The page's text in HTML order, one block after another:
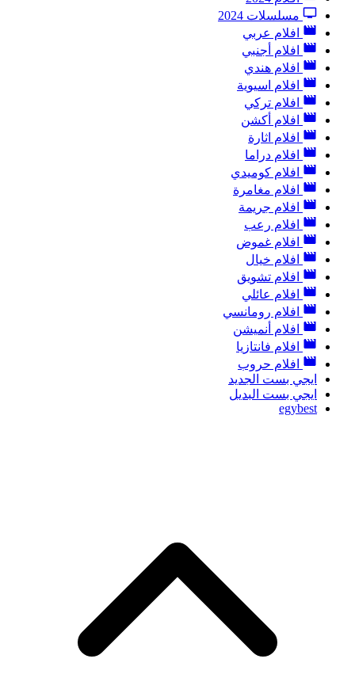
مسلسلات 2024
افلام عربي
افلام أجنبي
افلام هندي
افلام اسيوية
افلام تركي
افلام أكشن
افلام اثارة
افلام دراما
افلام كوميدي
افلام مغامرة
افلام جريمة
افلام رعب
افلام غموض
افلام خيال
افلام تشويق
افلام عائلي
افلام رومانسي
افلام أنميشن
افلام فانتازيا
افلام حروب
ايجي بست الجديد
ايجي بست البديل
egybest